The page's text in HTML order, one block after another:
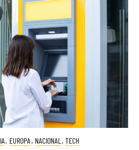
, EUROPA , NACIONAL , TECH